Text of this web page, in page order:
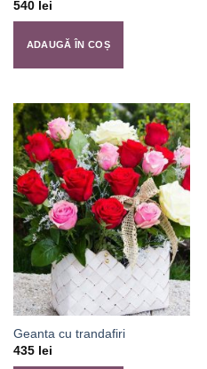
540 lei
ADAUGĂ ÎN COȘ
Geanta cu trandafiri
435 lei